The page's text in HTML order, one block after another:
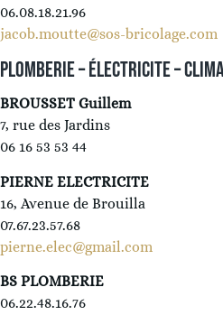
06.08.18.21.96
jacob.moutte@sos-bricolage.com
PLOMBERIE – ÉLECTRICITE –
BROUSSET Guillem
7, rue des Jardins
06 16 53 53 44
PIERNE ELECTRICITE
16, Avenue de Brouilla
07.67.23.57.68
pierne.elec@gmail.com
BS PLOMBERIE
06.22.48.16.76